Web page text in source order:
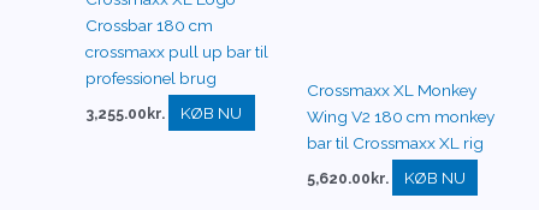
Crossbar 180 cm
crossmaxx pull up bar til
professionel brug
3,255.00 kr. KØB NU
Crossmaxx XL Monkey
Wing V2 180 cm monkey
bar til Crossmaxx XL rig
5,620.00kr. KØB NU